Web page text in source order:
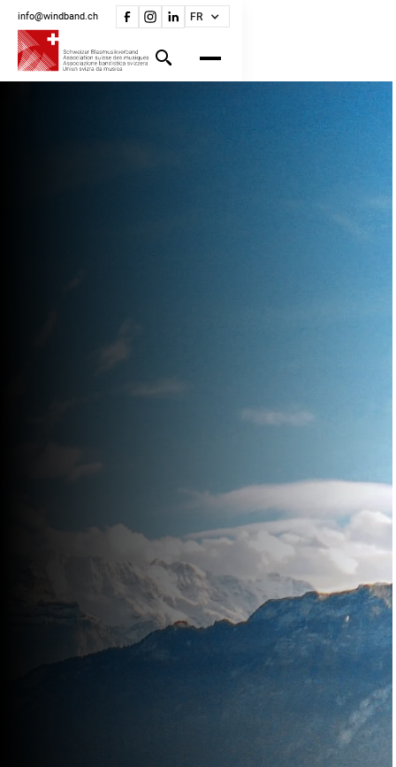
info@windband.ch FR